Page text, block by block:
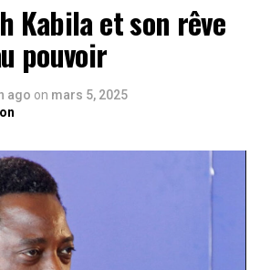
Kabila et son rêve
pouvoir
ago on mars 5, 2025